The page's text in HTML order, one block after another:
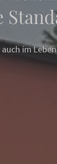
im